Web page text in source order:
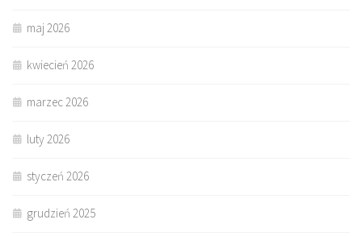
maj 2026
kwiecień 2026
marzec 2026
luty 2026
styczeń 2026
grudzień 2025